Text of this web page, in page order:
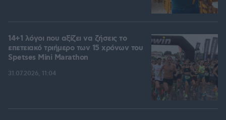
14+1 λόγοι που αξίζει να ζήσεις το
επετειακό τριήμερο των 15 χρόνων του
Spetses Mini Marathon
31.07.2026, 11:04